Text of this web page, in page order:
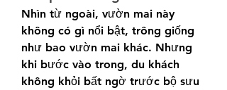
Nhìn từ ngoài, vườn mai này
không có gì nổi bật, trông giống
như bao vườn mai khác. Nhưng
khi bước vào trong, du khách
không khỏi bất ngờ trước bộ sưu